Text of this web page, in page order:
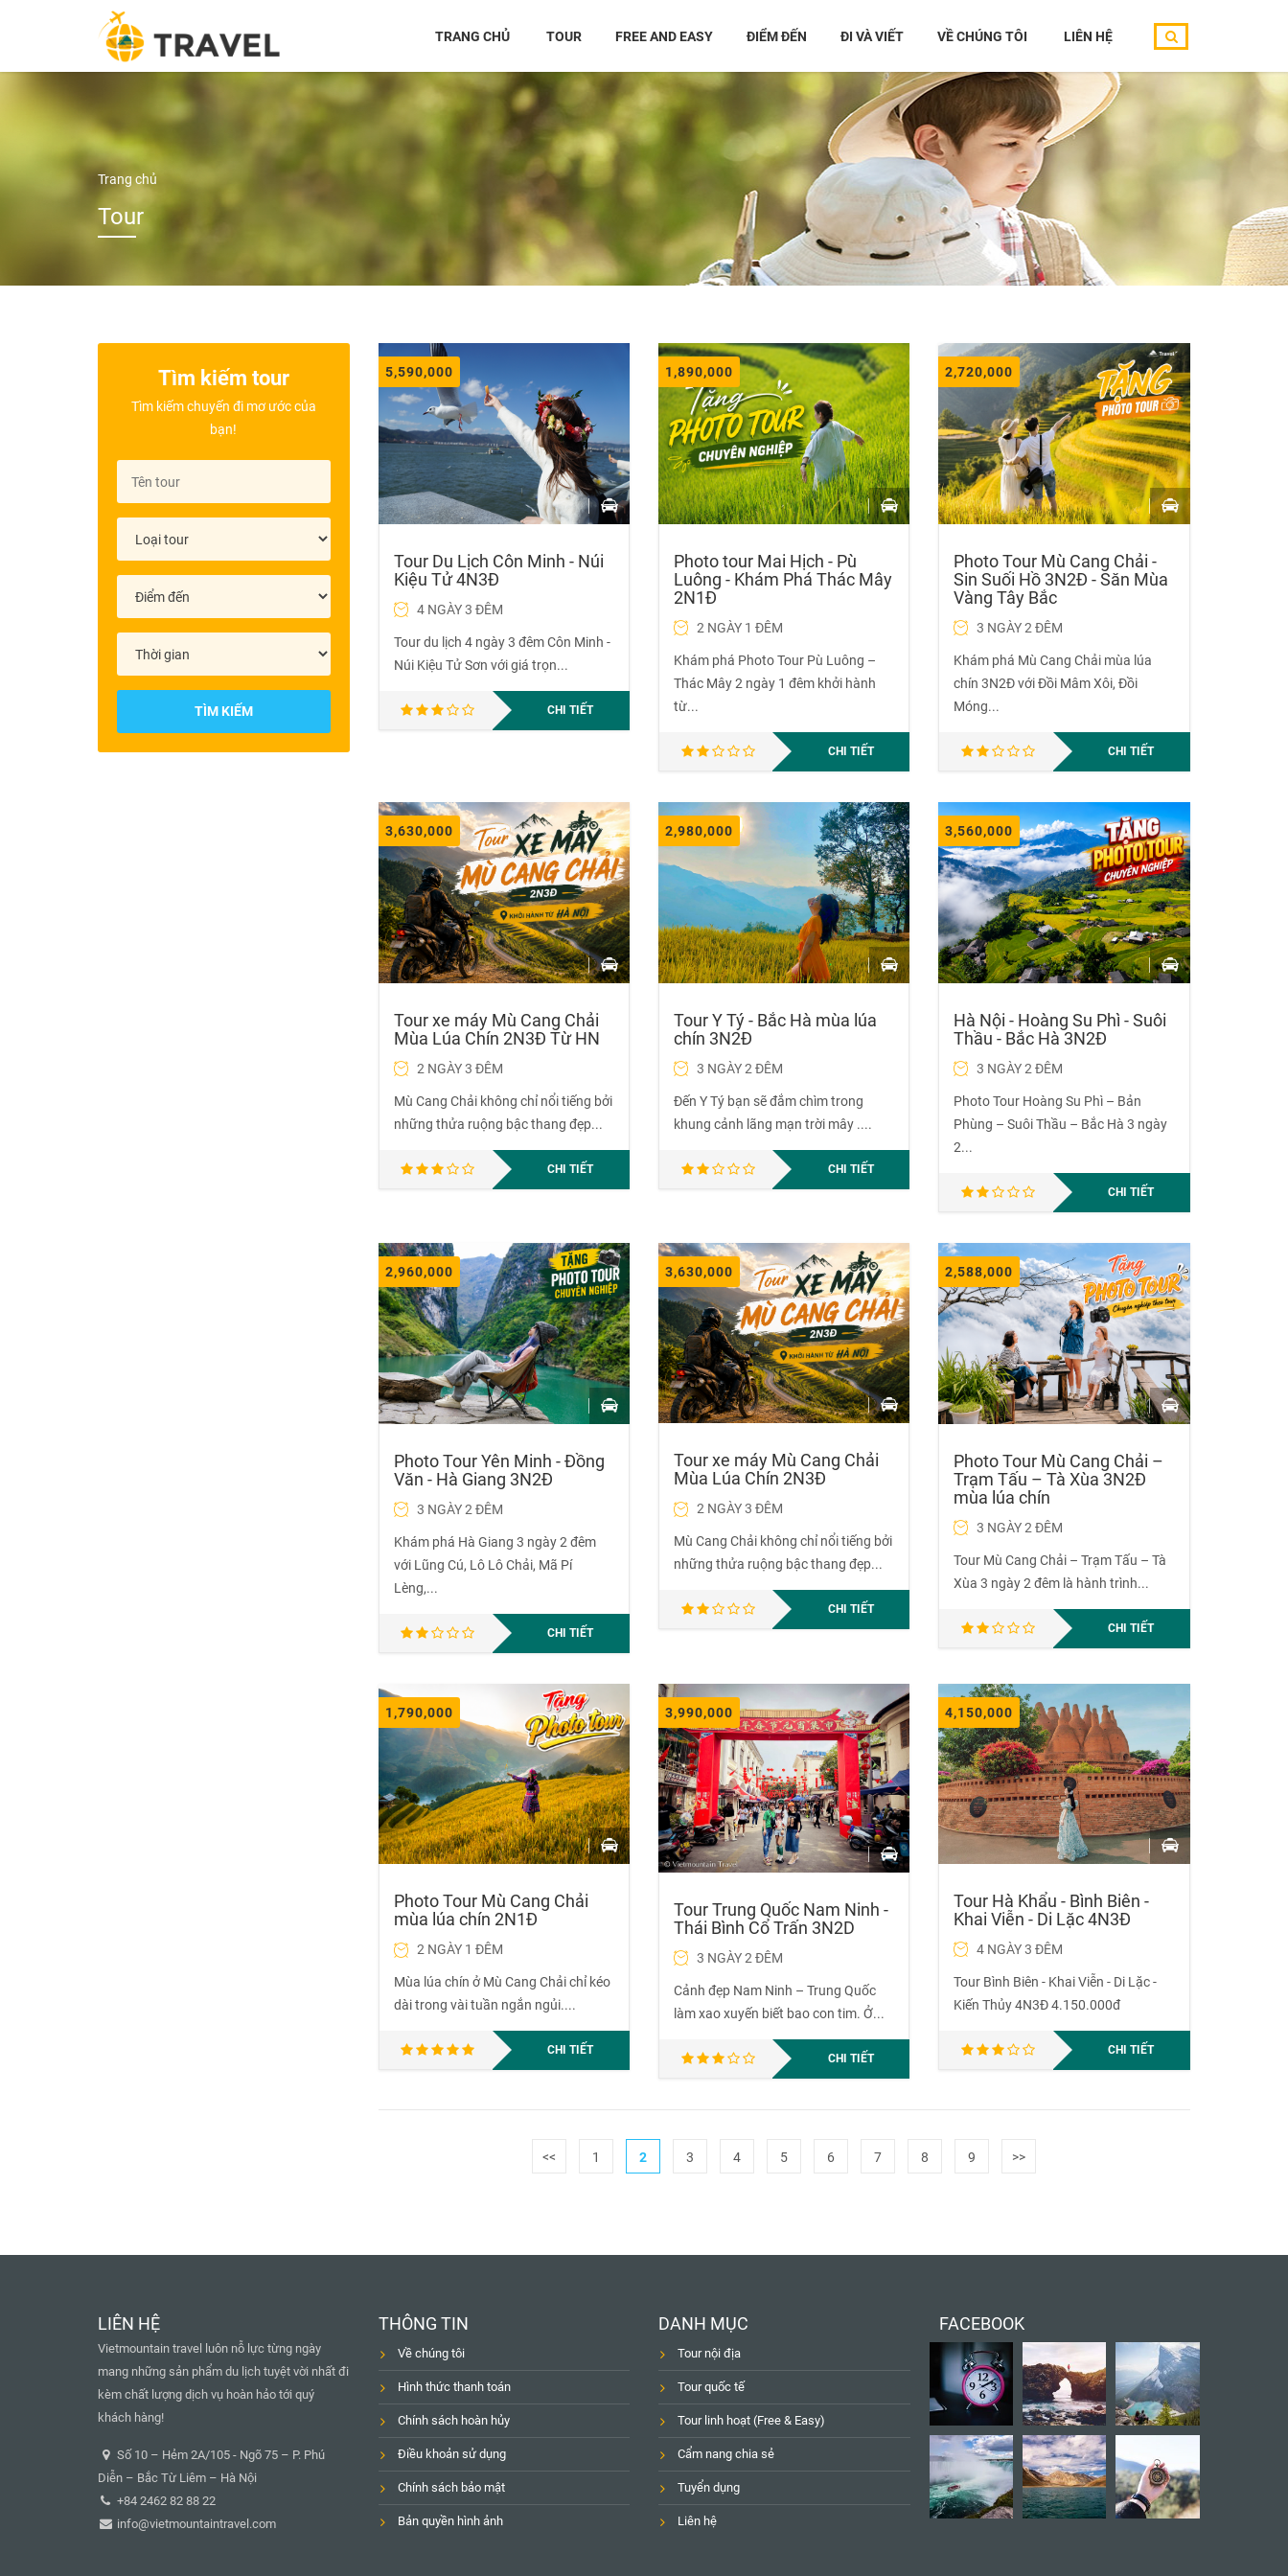
Thứ 2 - Thứ 7 8.00 - 18.00.
TRANG CHỦ TOUR FREE AND EASY ĐIỂM ĐẾN ĐI VÀ VIẾT VỀ CHÚNG TÔI LIÊN HỆ
Trang chủ
Tour
5,590,000
Tour Du Lịch Côn Minh - Núi
Kiệu Tử 4N3Đ
4 NGÀY 3 ĐÊM
Tour du lịch 4 ngày 3 đêm Côn Minh -
Núi Kiệu Tử Sơn với giá trọn...
CHI TIẾT
1,890,000
Photo tour Mai Hịch - Pù
Luông - Khám Phá Thác Mây
2N1Đ
2 NGÀY 1 ĐÊM
Khám phá Photo Tour Pù Luông –
Thác Mây 2 ngày 1 đêm khởi hành
từ...
CHI TIẾT
2,720,000
Photo Tour Mù Cang Chải -
Sin Suối Hồ 3N2Đ - Săn Mùa
Vàng Tây Bắc
3 NGÀY 2 ĐÊM
Khám phá Mù Cang Chải mùa lúa
chín 3N2Đ với Đồi Mâm Xôi, Đồi
Móng...
CHI TIẾT
3,630,000
Tour xe máy Mù Cang Chải
Mùa Lúa Chín 2N3Đ Từ HN
2 NGÀY 3 ĐÊM
Mù Cang Chải không chỉ nổi tiếng bởi
những thửa ruộng bậc thang đẹp...
CHI TIẾT
2,980,000
Tour Y Tý - Bắc Hà mùa lúa
chín 3N2Đ
3 NGÀY 2 ĐÊM
Đến Y Tý bạn sẽ đắm chìm trong
khung cảnh lãng mạn trời mây ....
CHI TIẾT
3,560,000
Hà Nội - Hoàng Su Phì - Suôi
Thầu - Bắc Hà 3N2Đ
3 NGÀY 2 ĐÊM
Photo Tour Hoàng Su Phì – Bản
Phùng – Suôi Thầu – Bắc Hà 3 ngày
2...
CHI TIẾT
2,960,000
Photo Tour Yên Minh - Đồng
Văn - Hà Giang 3N2Đ
3 NGÀY 2 ĐÊM
Khám phá Hà Giang 3 ngày 2 đêm
với Lũng Cú, Lô Lô Chải, Mã Pí
Lèng,...
CHI TIẾT
3,630,000
Tour xe máy Mù Cang Chải
Mùa Lúa Chín 2N3Đ
2 NGÀY 3 ĐÊM
Mù Cang Chải không chỉ nổi tiếng bởi
những thửa ruộng bậc thang đẹp...
CHI TIẾT
2,588,000
Photo Tour Mù Cang Chải –
Trạm Tấu – Tà Xùa 3N2Đ
mùa lúa chín
3 NGÀY 2 ĐÊM
Tour Mù Cang Chải – Trạm Tấu – Tà
Xùa 3 ngày 2 đêm là hành trình...
CHI TIẾT
1,790,000
Photo Tour Mù Cang Chải
mùa lúa chín 2N1Đ
2 NGÀY 1 ĐÊM
Mùa lúa chín ở Mù Cang Chải chỉ kéo
dài trong vài tuần ngắn ngủi....
CHI TIẾT
3,990,000
Tour Trung Quốc Nam Ninh -
Thái Bình Cổ Trấn 3N2D
3 NGÀY 2 ĐÊM
Cảnh đẹp Nam Ninh – Trung Quốc
làm xao xuyến biết bao con tim. Ở...
CHI TIẾT
4,150,000
Tour Hà Khẩu - Bình Biên -
Khai Viễn - Di Lặc 4N3Đ
4 NGÀY 3 ĐÊM
Tour Bình Biên - Khai Viễn - Di Lặc -
Kiến Thủy 4N3Đ 4.150.000đ
CHI TIẾT
<< 1 2 3 4 5 6 7 8 9 >>
Tìm kiếm tour
Tìm kiếm chuyến đi mơ ước của
bạn!
TÌM KIẾM
LIÊN HỆ
Vietmountain travel luôn nỗ lực từng ngày
mang những sản phẩm du lịch tuyệt vời nhất đi
kèm chất lượng dịch vụ hoàn hảo tới quý
khách hàng!
Số 10 – Hẻm 2A/105 - Ngõ 75 – P. Phú
Diễn – Bắc Từ Liêm – Hà Nội
+84 2462 82 88 22
info@vietmountaintravel.com
THÔNG TIN
Về chúng tôi
Hình thức thanh toán
Chính sách hoàn hủy
Điều khoản sử dụng
Chính sách bảo mật
Bản quyền hình ảnh
DANH MỤC
Tour nội địa
Tour quốc tế
Tour linh hoạt (Free & Easy)
Cẩm nang chia sẻ
Tuyển dụng
Liên hệ
FACEBOOK